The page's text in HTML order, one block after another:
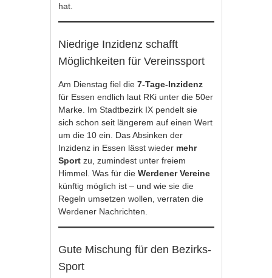
hat.
Niedrige Inzidenz schafft
Möglichkeiten für Vereinssport
Am Dienstag fiel die7-Tage-Inzidenz
für Essen endlich laut RKi unter die 50er
Marke. Im Stadtbezirk IX pendelt sie
sich schon seit längerem auf einen Wert
um die 10 ein. Das Absinken der
Inzidenz in Essen lässt wieder mehr
Sport zu, zumindest unter freiem
Himmel. Was für dieWerdener Vereine
künftig möglich ist – und wie sie die
Regeln umsetzen wollen, verraten die
Werdener Nachrichten.
Gute Mischung für den Bezirks-
Sport